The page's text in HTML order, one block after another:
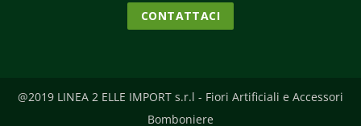
CONTATTACI
@2019 LINEA 2 ELLE IMPORT s.r.l - Fiori Artificiali e Accessori
Bomboniere